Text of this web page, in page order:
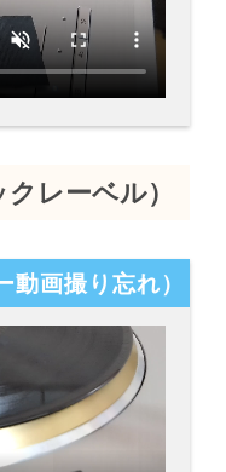
レーベル）
画撮り忘れ）